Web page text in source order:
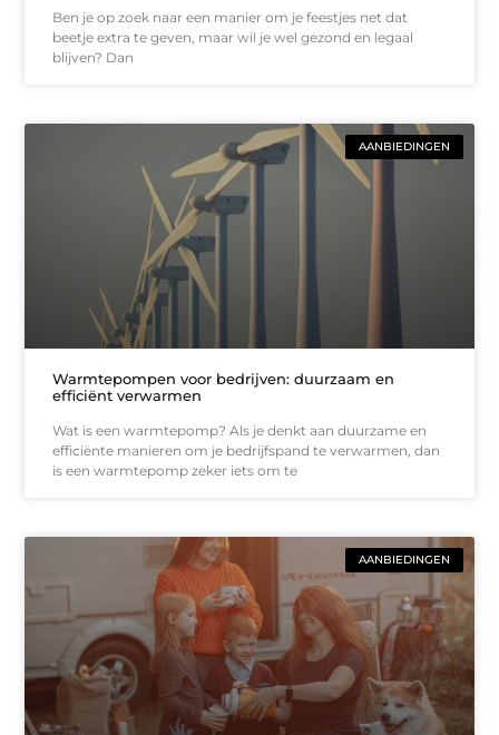
Ben je op zoek naar een manier om je feestjes net dat
beetje extra te geven, maar wil je wel gezond en legaal
blijven? Dan
AANBIEDINGEN
Warmtepompen voor bedrijven: duurzaam en
efficiënt verwarmen
Wat is een warmtepomp? Als je denkt aan duurzame en
efficiënte manieren om je bedrijfspand te verwarmen, dan
is een warmtepomp zeker iets om te
AANBIEDINGEN